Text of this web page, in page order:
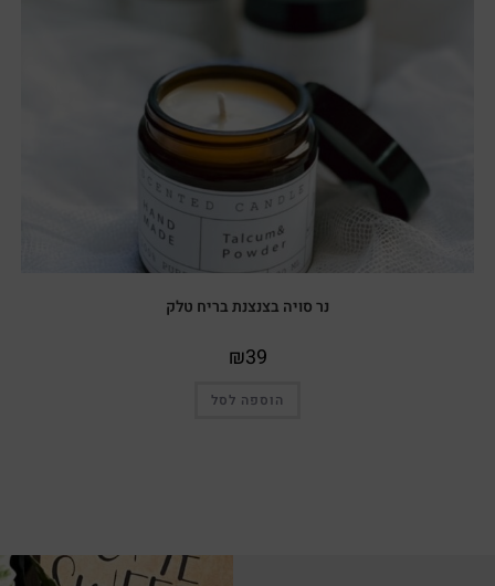
נר סויה בצנצנת בריח טלק
₪39
הוספה לסל